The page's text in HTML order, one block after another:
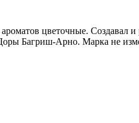
цветочные. Создавал
Багриш-Арно. Марка не